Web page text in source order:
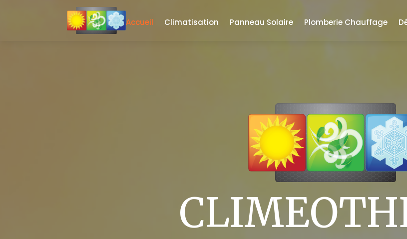
Accueil Climatisation Panneau Solaire Plomberie Chauffage